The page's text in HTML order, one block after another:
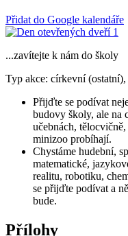
Přidat do Google kalendáře
...zavítejte k nám do školy
Typ akce: církevní
Přijďte se podívat
budovy školy, ale na
učebnách,
minizoo probíhají.
Chystáme hudební,
matematické,
realitu, robotiku,
se přijďte podívat a
bude.
Přílohy